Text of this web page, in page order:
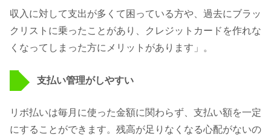
収入に対して支出が多くて困っている方や、過去にブラッ
クリストに乗ったことがあり、クレジットカードを作れな
くなってしまった方にメリットがあります」。
支払い管理がしやすい
リボ払いは毎月に使った金額に関わらず、支払い額を一定
にすることができます。残高が足りなくなる心配がないの